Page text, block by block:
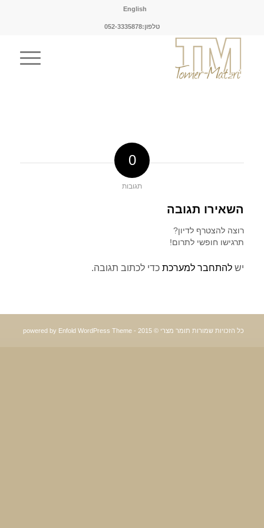
English
טלפון:052-3335878
0
תגובות
השאירו תגובה
רוצה להצטרף לדיון?
תרגישו חופשי לתרום!
יש להתחבר למערכתכדי לכתוב תגובה.
כל הזכויות שמורות תומר מצרי © 2015 - powered by Enfold WordPress Theme